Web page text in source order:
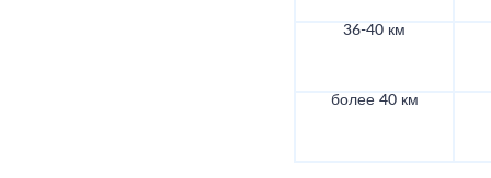
36-40 км
более 40 км